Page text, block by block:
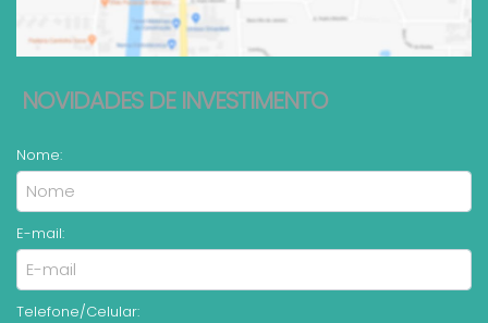
NOVIDADES DE INVESTIMENTO
Nome:
E-mail:
Telefone/Celular: